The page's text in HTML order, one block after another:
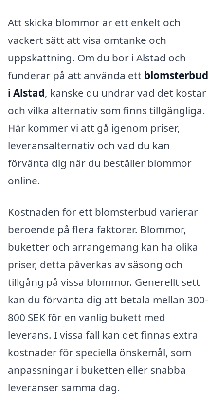
Att skicka blommor är ett enkelt och
vackert sätt att visa omtanke och
uppskattning. Om du bor i Alstad och
funderar på att använda ett blomsterbud
i Alstad, kanske du undrar vad det kostar
och vilka alternativ som finns tillgängliga.
Här kommer vi att gå igenom priser,
leveransalternativ och vad du kan
förvänta dig när du beställer blommor
online.
Kostnaden för ett blomsterbud varierar
beroende på flera faktorer. Blommor,
buketter och arrangemang kan ha olika
priser, detta påverkas av säsong och
tillgång på vissa blommor. Generellt sett
kan du förvänta dig att betala mellan 300-
800 SEK för en vanlig bukett med
leverans. I vissa fall kan det finnas extra
kostnader för speciella önskemål, som
anpassningar i buketten eller snabba
leveranser samma dag.